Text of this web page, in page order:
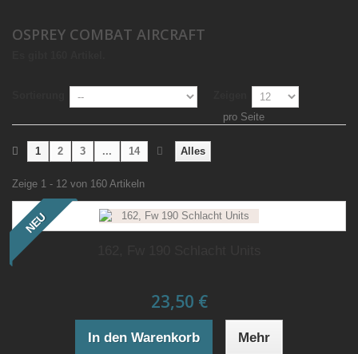
OSPREY COMBAT AIRCRAFT
pro Seite
Alles
1 2 3 ... 14
Zeige 1 - 12 von 160 Artikeln
NEU
23,50 €
In den Warenkorb Mehr